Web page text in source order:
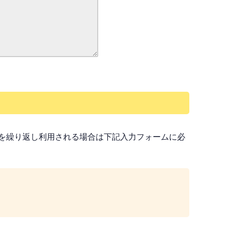
り返し利用される場合は下記入力フォームに必